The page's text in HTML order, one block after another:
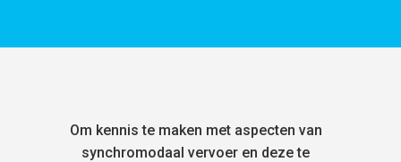
Om kennis te maken met aspecten van
synchromodaal vervoer en deze te